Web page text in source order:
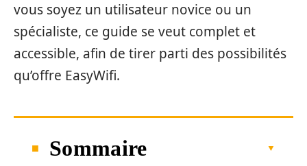
vous soyez un utilisateur novice ou un
spécialiste, ce guide se veut complet et
accessible, afin de tirer parti des possibilités
qu’offre EasyWifi.
Sommaire